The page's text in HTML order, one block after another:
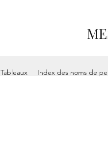
Tableaux Index des noms de